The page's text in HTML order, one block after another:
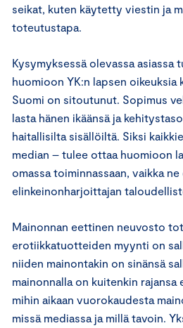
seikat, kuten käytetty viestin ja
toteutustapa.
Kysymyksessä olevassa asiassa
huomioon YK:n lapsen oikeuksia
Suomi on sitoutunut. Sopimus
lasta hänen ikäänsä ja
haitallisilta sisällöiltä. Siksi
median – tulee ottaa huomioon
omassa toiminnassaan, vaikka
elinkeinonharjoittajan
Mainonnan eettinen neuvosto
erotiikkatuotteiden myynti on
niiden mainontakin on sinänsä
mainonnalla on kuitenkin rajansa
mihin aikaan vuorokaudesta
missä mediassa ja millä tavoin.